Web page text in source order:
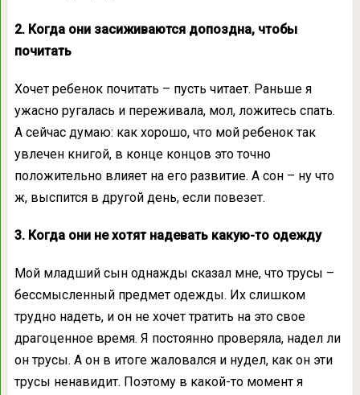
2. Когда они засиживаются допоздна, чтобы
почитать
Хочет ребенок почитать – пусть читает. Раньше я
ужасно ругалась и переживала, мол, ложитесь спать.
А сейчас думаю: как хорошо, что мой ребенок так
увлечен книгой, в конце концов это точно
положительно влияет на его развитие. А сон – ну что
ж, выспится в другой день, если повезет.
3. Когда они не хотят надевать какую-то одежду
Мой младший сын однажды сказал мне, что трусы –
бессмысленный предмет одежды. Их слишком
трудно надеть, и он не хочет тратить на это свое
драгоценное время. Я постоянно проверяла, надел ли
он трусы. А он в итоге жаловался и нудел, как он эти
трусы ненавидит. Поэтому в какой-то момент я